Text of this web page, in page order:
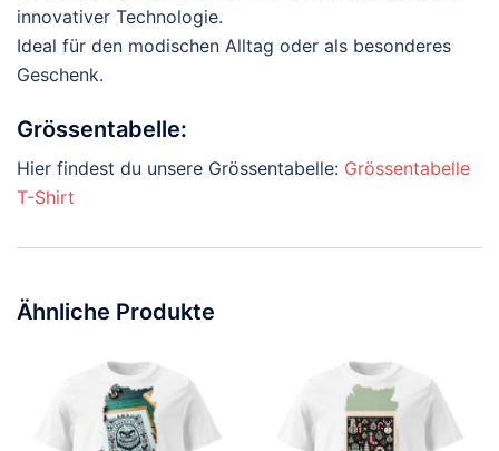
innovativer Technologie.
Ideal für den modischen Alltag oder als besonderes
Geschenk.
Grössentabelle:
Hier findest du unsere Grössentabelle: Grössentabelle
T-Shirt
Ähnliche Produkte